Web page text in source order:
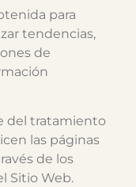
para
tendencias,
de
del tratamiento
las páginas
de los
Sitio Web.